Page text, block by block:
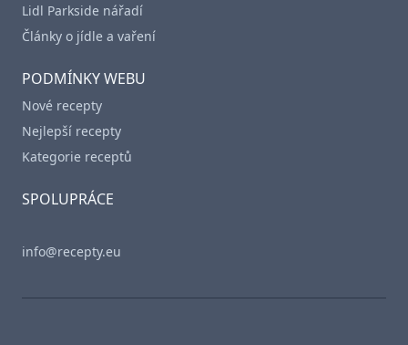
Lidl Parkside nářadí
Články o jídle a vaření
PODMÍNKY WEBU
Nové recepty
Nejlepší recepty
Kategorie receptů
SPOLUPRÁCE
info@recepty.eu